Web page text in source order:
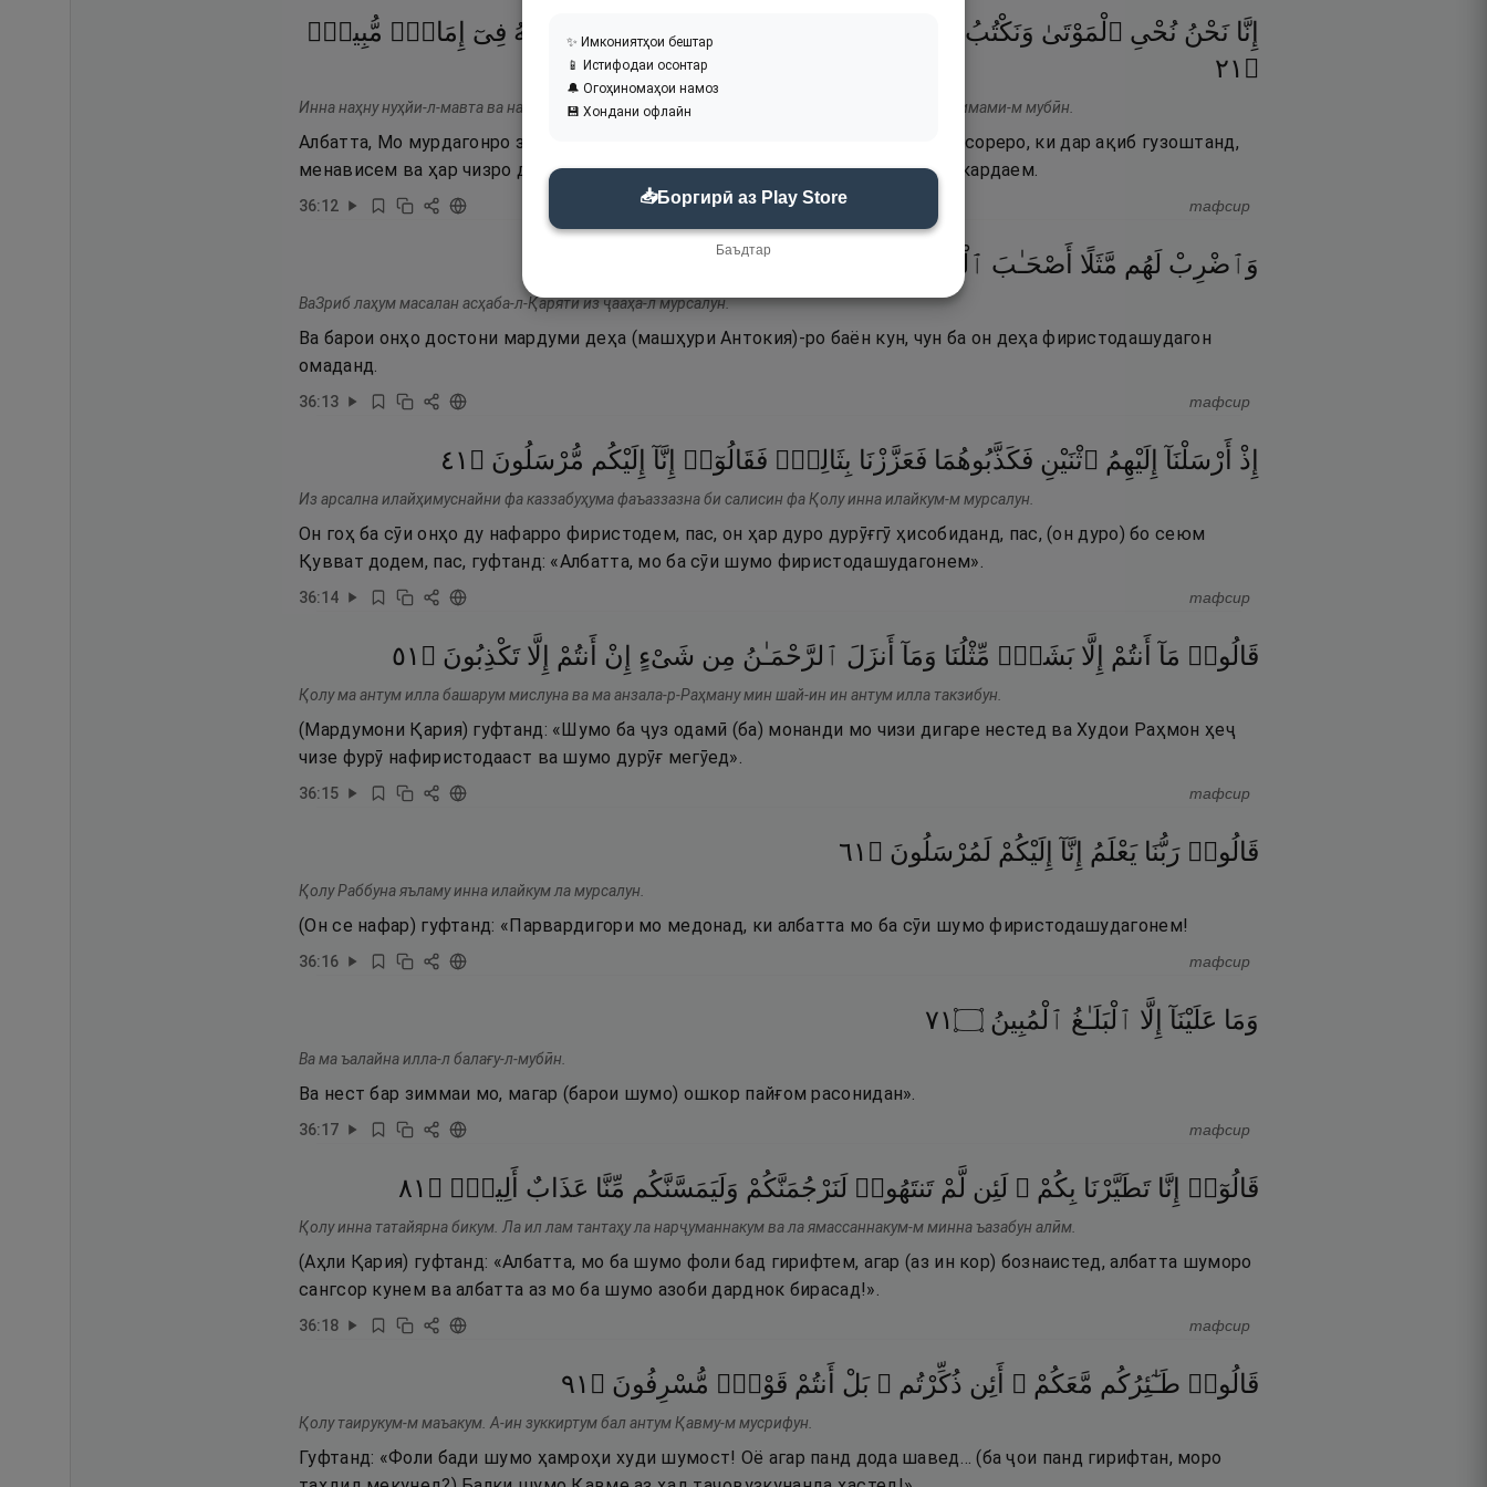
إِنَّا نَحْنُ نُحْىِ ٱلْمَوْتَىٰ وَنَكْتُبُ وَكُلَّ شَىْءٍ أَحْصَيْنَـٰهُ فِىٓ إِمَامٍۢ مُّبِينٍۢ
۝ ١٢
Инна наҳну нуҳйи-л-мавта ва нактубу ма Қаддаму ва асараҳум. Ва кулла шай-ин аҳсайнаҳу фи имами-м мубӣн.
Албатта, Мо мурдагонро зинда мегардонем ва он чӣ пеш фиристодаанд ва осореро, ки дар ақиб гузоштанд,
менависем ва ҳар чизро дар Китоби ошкор (номаи аъмоли ҳар шахс) иҳота кардаем.
36:12 тафсир
وَٱضْرِبْ لَهُم مَّثَلًا أَصْحَـٰبَ ٱلْقَرْيَةِ ٱلْمُرْسَلُونَ
ВаЗриб лаҳум масалан асҳаба-л-Қаряти из ҷааҳа-л мурсалун.
Ва барои онҳо достони мардуми деҳа (машҳури Антокия)-ро баён кун, чун ба он деҳа фиристодашудагон
омаданд.
36:13 тафсир
إِذْ أَرْسَلْنَآ إِلَيْهِمُ ٱثْنَيْنِ فَكَذَّبُوهُمَا فَعَزَّزْنَا بِثَالِثٍۢ فَقَالُوٓا۟ إِنَّآ إِلَيْكُم مُّرْسَلُونَ ۝ ١٤
Из арсална илайҳимуснайни фа каззабуҳума фаъаззазна би салисин фа Қолу инна илайкум-м мурсалун.
Он гоҳ ба сӯи онҳо ду нафарро фиристодем, пас, он ҳар дуро дурӯғгӯ ҳисобиданд, пас, (он дуро) бо сеюм
Қувват додем, пас, гуфтанд: «Албатта, мо ба сӯи шумо фиристодашудагонем».
36:14 тафсир
قَالُوا۟ مَآ أَنتُمْ إِلَّا بَشَرٌۭ مِّثْلُنَا وَمَآ أَنزَلَ ٱلرَّحْمَـٰنُ مِن شَىْءٍ إِنْ أَنتُمْ إِلَّا تَكْذِبُونَ ۝ ١٥
Қолу ма антум илла башарум мислуна ва ма анзала-р-Раҳману мин шай-ин ин антум илла такзибун.
(Мардумони Қария) гуфтанд: «Шумо ба ҷуз одамӣ (ба) монанди мо чизи дигаре нестед ва Худои Раҳмон ҳеҷ
чизе фурӯ нафиристодааст ва шумо дурӯғ мегӯед».
36:15 тафсир
قَالُوا۟ رَبُّنَا يَعْلَمُ إِنَّآ إِلَيْكُمْ لَمُرْسَلُونَ ۝ ١٦
Қолу Раббуна яъламу инна илайкум ла мурсалун.
(Он се нафар) гуфтанд: «Парвардигори мо медонад, ки албатта мо ба сӯи шумо фиристодашудагонем!
36:16 тафсир
وَمَا عَلَيْنَآ إِلَّا ٱلْبَلَـٰغُ ٱلْمُبِينُ ۝١٧
Ва ма ъалайна илла-л балағу-л-мубӣн.
Ва нест бар зиммаи мо, магар (барои шумо) ошкор пайғом расонидан».
36:17 тафсир
قَالُوٓا۟ إِنَّا تَطَيَّرْنَا بِكُمْ ۖ لَئِن لَّمْ تَنتَهُوا۟ لَنَرْجُمَنَّكُمْ وَلَيَمَسَّنَّكُم مِّنَّا عَذَابٌ أَلِيمٌۭ ۝ ١٨
Қолу инна татайярна бикум. Ла ил лам тантаҳу ла нарҷуманнакум ва ла ямассаннакум-м минна ъазабун алӣм.
(Аҳли Қария) гуфтанд: «Албатта, мо ба шумо фоли бад гирифтем, агар (аз ин кор) бознаистед, албатта шуморо
сангсор кунем ва албатта аз мо ба шумо азоби дарднок бирасад!».
36:18 тафсир
قَالُوا۟ طَـٰٓئِرُكُم مَّعَكُمْ ۚ أَئِن ذُكِّرْتُم ۚ بَلْ أَنتُمْ قَوْمٌۭ مُّسْرِفُونَ ۝ ١٩
Қолу таирукум-м маъакум. А-ин зуккиртум бал антум Қавму-м мусрифун.
Гуфтанд: «Фоли бади шумо ҳамроҳи худи шумост! Оё агар панд дода шавед… (ба ҷои панд гирифтан, моро
✨ Имкониятҳои бештар
📱 Истифодаи осонтар
🔔 Огоҳиномаҳои намоз
💾 Хондани офлайн
📥Боргирӣ аз Play Store
Баъдтар